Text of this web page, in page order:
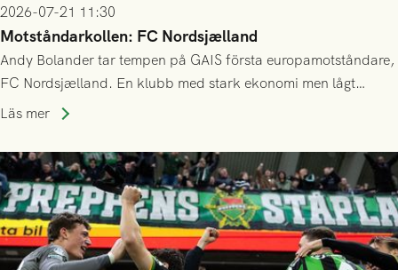
2026-07-21 11:30
Motståndarkollen: FC Nordsjælland
Andy Bolander tar tempen på GAIS första europamotståndare,
FC Nordsjælland. En klubb med stark ekonomi men lågt
publiksnitt, ett lag med både kollektiv styrka och individuell
Läs mer